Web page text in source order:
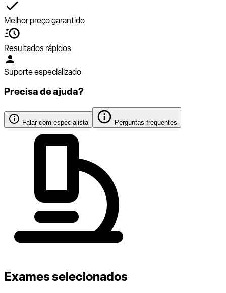
Melhor preço garantido
Resultados rápidos
Suporte especializado
Precisa de ajuda?
Falar com especialista Perguntas frequentes
Exames selecionados